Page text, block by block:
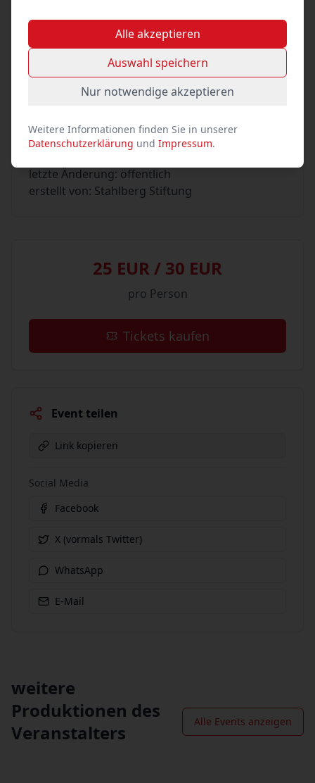
Stand
letzte Änderung: öffentlich
erstellt von: Stahlberg Stiftung
25 EUR / 30 EUR
pro Person
Tickets kaufen
Event teilen
Link kopieren
Social Media
Facebook
X (vormals Twitter)
WhatsApp
E-Mail
weitere
Produktionen des
Veranstalters
Alle Events anzeigen
Alle akzeptieren
Auswahl speichern
Nur notwendige akzeptieren
Weitere Informationen finden Sie in unserer
Datenschutzerklärung und Impressum.